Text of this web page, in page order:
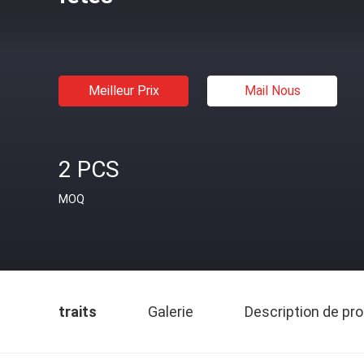
Meilleur Prix Mail Nous
2 PCS
MOQ
traits Galerie Description de